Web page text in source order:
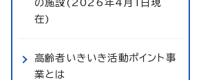
の施設(2026年4月1日現
在)
高齢者いきいき活動ポイント事
業とは